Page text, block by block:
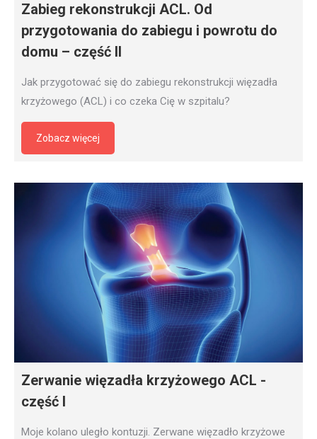
Zabieg rekonstrukcji ACL. Od
przygotowania do zabiegu i powrotu do
domu – część II
Jak przygotować się do zabiegu rekonstrukcji więzadła
krzyżowego (ACL) i co czeka Cię w szpitalu?
Zobacz więcej
Zerwanie więzadła krzyżowego ACL -
część I
Moje kolano uległo kontuzji. Zerwane więzadło krzyżowe